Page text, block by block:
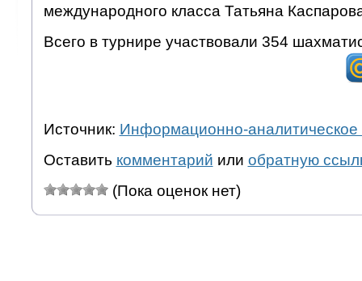
международного класса Татьяна
Всего в турнире участвовали 354
Источник: Информационно-аналитическое
Оставить комментарий или обратную
(Пока оценок нет)